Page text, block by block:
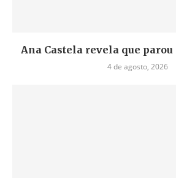
Ana Castela revela que
4 de agosto, 2026